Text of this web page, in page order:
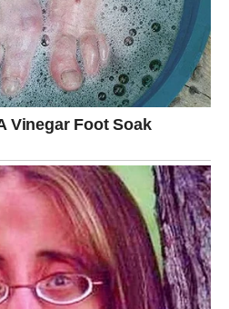
Partner pokazuje nežnost,
se osećate sigurnije, smirenije
i početak nove, zrelije
koja vam ulazi u život
sa snažnim osećajem
da se dokazujete. Bićete